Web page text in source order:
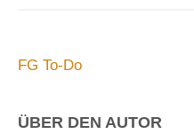
FG To-Do
ÜBER DEN AUTOR